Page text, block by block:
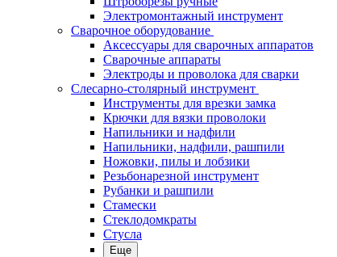
Электромонтажный инструмент
Сварочное оборудование
Аксессуары для сварочных аппаратов
Сварочные аппараты
Электроды и проволока для сварки
Слесарно-столярный инструмент
Инструменты для врезки замка
Крючки для вязки проволоки
Напильники и надфили
Напильники, надфили, рашпили
Ножовки, пилы и лобзики
Резьбонарезной инструмент
Рубанки и рашпили
Стамески
Стеклодомкраты
Стусла
Еще